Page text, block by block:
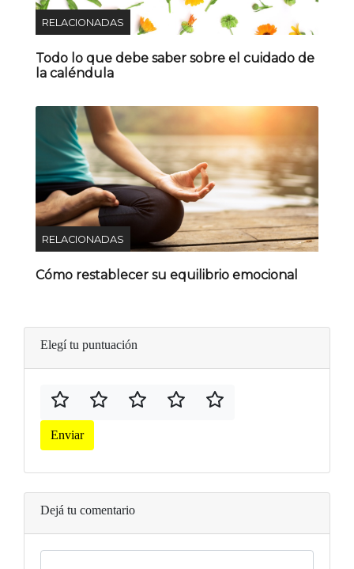
RELACIONADAS
Todo lo que debe saber sobre el cuidado de
la caléndula
RELACIONADAS
Cómo restablecer su equilibrio emocional
Elegí tu puntuación
Enviar
Dejá tu comentario